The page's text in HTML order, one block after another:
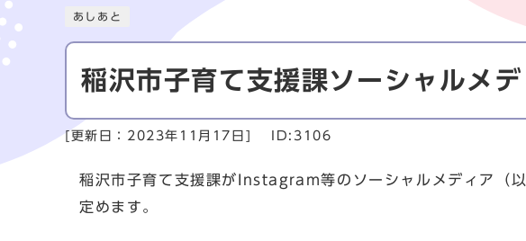
あしあと
稲沢市子育て支援課ソーシャルメ
[更新日： 2023年11月17日 ID:3106
稲沢市子育て支援課がInstagram等のソーシャルメディア（
定めます。